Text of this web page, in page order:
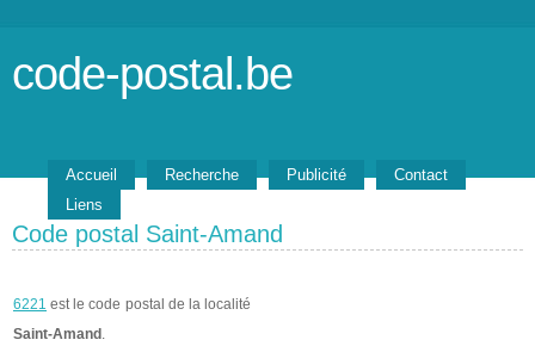
code-postal.be
Accueil Recherche Publicité
Contact
Liens
Code postal Saint-Amand
6221 est le code postal de la localité
Saint-Amand .